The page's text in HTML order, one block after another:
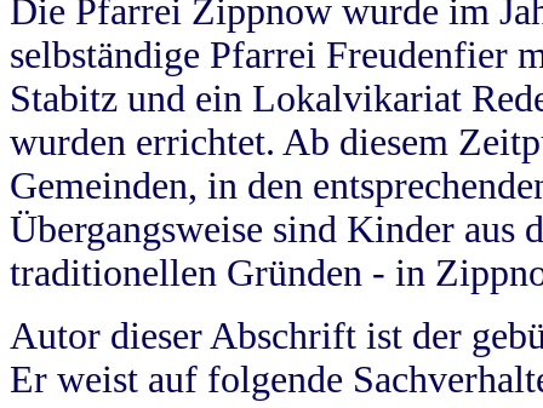
Die Pfarrei Zippnow wurde im
selbständige Pfarrei Freudenfier
Stabitz und ein Lokalvikariat
wurden errichtet. Ab diesem
Gemeinden, in den
Übergangsweise sind Kinder aus
traditionellen Gründen - in
Autor dieser Abschrift ist der
Er weist auf folgende